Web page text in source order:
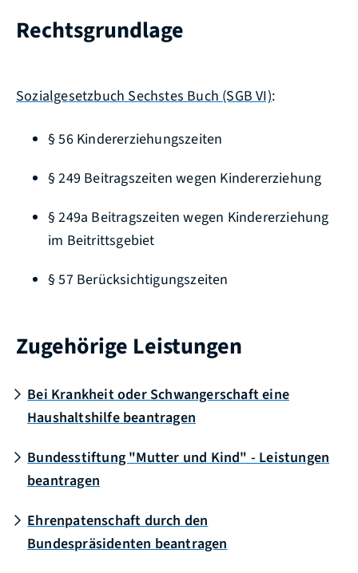
Rechtsgrundlage
Sozialgesetzbuch Sechstes Buch (SGB VI):
§ 56 Kindererziehungszeiten
§ 249 Beitragszeiten wegen Kindererziehung
§ 249a Beitragszeiten wegen Kindererziehung
im Beitrittsgebiet
§ 57 Berücksichtigungszeiten
Zugehörige Leistungen
Bei Krankheit oder Schwangerschaft eine
Haushaltshilfe beantragen
Bundesstiftung "Mutter und Kind" - Leistungen
beantragen
Ehrenpatenschaft durch den
Bundespräsidenten beantragen